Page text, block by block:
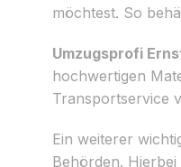
möchtest. So
Umzugsprofi
hochwertigen
Transportservice
Ein weiterer
Behörden.